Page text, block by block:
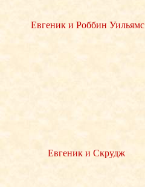
Евгеник и Роббин Уильямс
Евгеник и Скрудж